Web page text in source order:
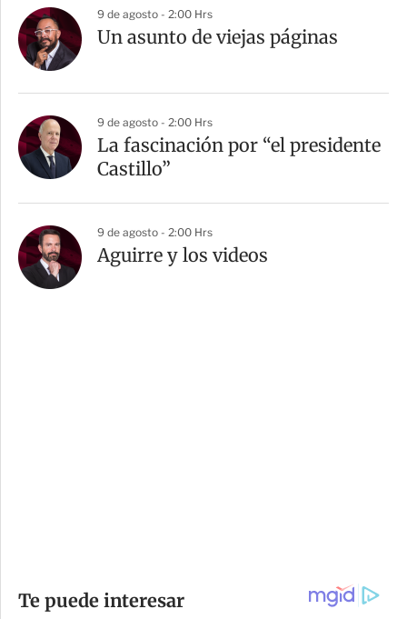
9 de agosto - 2:00 Hrs
Un asunto de viejas páginas
9 de agosto - 2:00 Hrs
La fascinación por “el presidente
Castillo”
9 de agosto - 2:00 Hrs
Aguirre y los videos